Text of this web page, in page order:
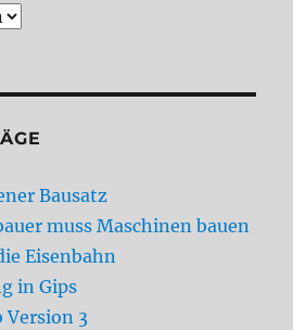
Bausatz
muss Maschinen bauen
Eisenbahn
in Gips
Version 3